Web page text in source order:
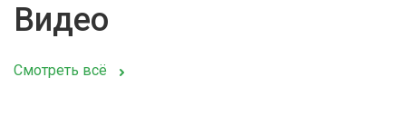
Видео
Смотреть всё